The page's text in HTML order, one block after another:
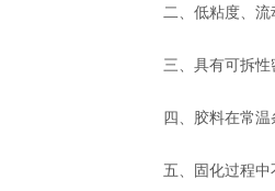
二、低粘度、流动
三、具有可拆性密
四、胶料在常温条
五、固化过程中